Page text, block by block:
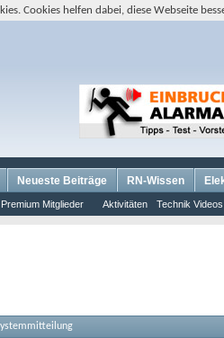
Premium Mitglieder Aktivitäten Technik Videos
Neueste Beiträge RN-Wissen
Cookies helfen dabei, diese Webseite